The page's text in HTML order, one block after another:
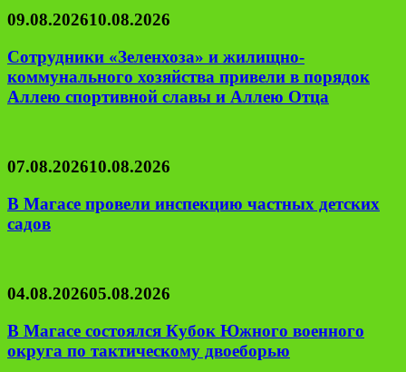
09.08.202610.08.2026
Сотрудники «Зеленхоза» и жилищно-
коммунального хозяйства привели в порядок
Аллею спортивной славы и Аллею Отца
07.08.202610.08.2026
В Магасе провели инспекцию частных детских
садов
04.08.202605.08.2026
В Магасе состоялся Кубок Южного военного
округа по тактическому двоеборью